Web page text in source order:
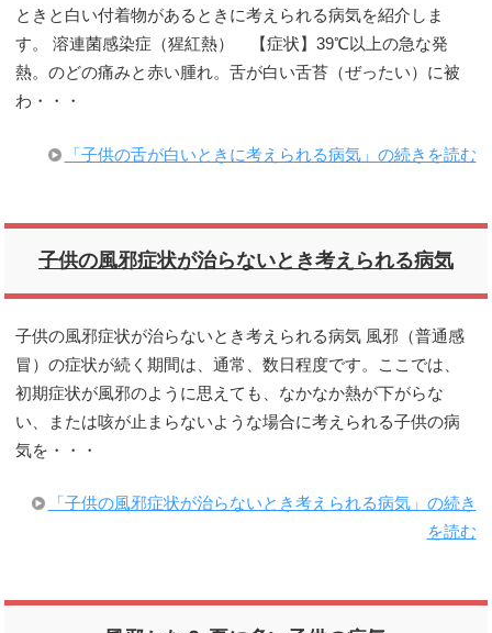
ときと白い付着物があるときに考えられる病気を紹介しま
す。 溶連菌感染症（猩紅熱） 【症状】39℃以上の急な発
熱。のどの痛みと赤い腫れ。舌が白い舌苔（ぜったい）に被
わ・・・
「子供の舌が白いときに考えられる病気」の続きを読む
子供の風邪症状が治らないとき考えられる病気
子供の風邪症状が治らないとき考えられる病気 風邪（普通感
冒）の症状が続く期間は、通常、数日程度です。ここでは、
初期症状が風邪のように思えても、なかなか熱が下がらな
い、または咳が止まらないような場合に考えられる子供の病
気を・・・
「子供の風邪症状が治らないとき考えられる病気」の続き
を読む